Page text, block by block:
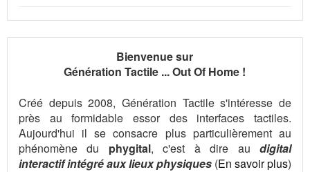
Bienvenue sur
Génération Tactile ... Out Of Home !
Créé depuis 2008, Génération Tactile s'intéresse de
près au formidable essor des interfaces tactiles.
Aujourd'hui il se consacre plus particulièrement au
phénomène du phygital, c'est à dire audigital
interactif intégré aux lieux physiques (En savoir plus)